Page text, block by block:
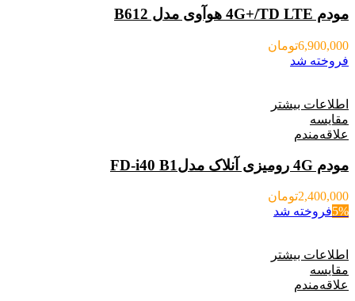
مودم 4G+/TD LTE هوآوی مدل B612
6,900,000تومان
فروخته شد
اطلاعات بیشتر
مقایسه
علاقه‌مندم
مودم 4G رومیزی آنلاک مدلFD-i40 B1
2,400,000تومان
5%فروخته شد
اطلاعات بیشتر
مقایسه
علاقه‌مندم